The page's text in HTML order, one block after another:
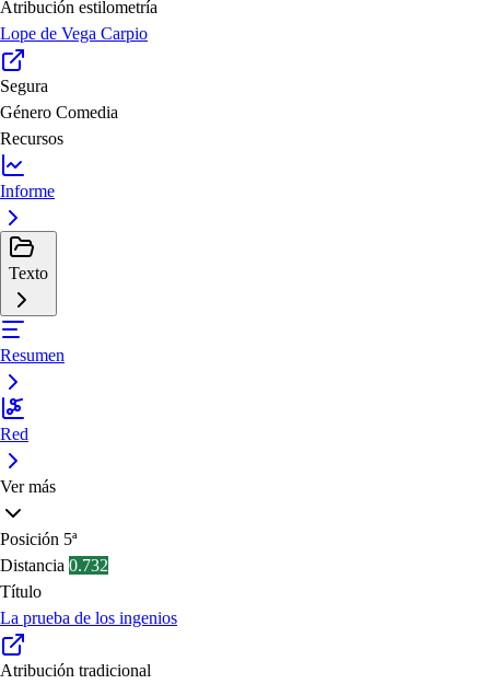
Atribución estilometría
Lope de Vega Carpio
Segura
Género Comedia
Recursos
Informe
Texto
Resumen
Red
Ver más
Posición 5ª
Distancia 0.732
Título
La prueba de los ingenios
Atribución tradicional